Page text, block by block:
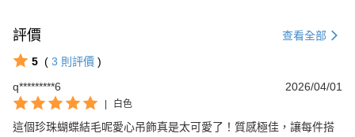
評價 查看全部
5 ( 3 則評價 )
q*********6
2026/04/01
白色
這個珍珠蝴蝶結毛呢愛心吊飾真是太可愛了！質感極佳，讓每件搭